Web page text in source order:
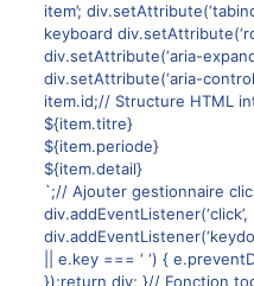
item’;
keyboard
div.setAttribute(‘aria-
div.setAttribute(‘aria-
item.id;// Structure HTML
${item.titre}
${item.periode}
${item.detail}
`;// Ajouter gestionnaire
|| e.key === ‘ ‘) {
});return div; }// Fonction